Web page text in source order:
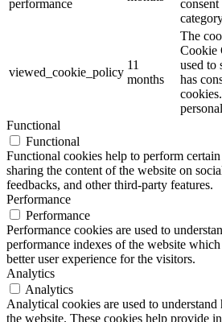
performance
viewed_cookie_policy
11
months
The
Cookie
used to
has
Functional
Functional
Functional cookies help to perform
sharing the content of the website on
feedbacks, and other third-party features.
Performance
Performance
Performance cookies are used to
performance indexes of the website
better user experience for the visitors.
Analytics
Analytics
Analytical cookies are used to
the website. These cookies help provide